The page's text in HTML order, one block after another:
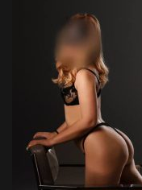
Эльвира
Возраст24
155 см
48 кг
Грудь
3-й